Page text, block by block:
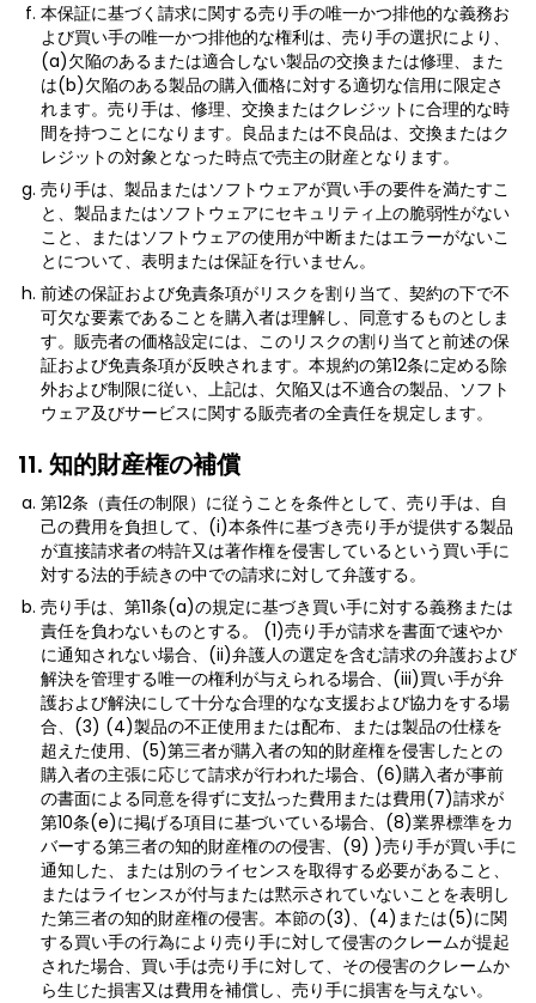
本保証に基づく請求に関する売り手の唯一かつ排他的な義務お
よび買い手の唯一かつ排他的な権利は、売り手の選択により、
(a)欠陥のあるまたは適合しない製品の交換または修理、また
は(b)欠陥のある製品の購入価格に対する適切な信用に限定さ
れます。売り手は、修理、交換またはクレジットに合理的な時
間を持つことになります。良品または不良品は、交換またはク
レジットの対象となった時点で売主の財産となります。
売り手は、製品またはソフトウェアが買い手の要件を満たすこ
と、製品またはソフトウェアにセキュリティ上の脆弱性がない
こと、またはソフトウェアの使用が中断またはエラーがないこ
とについて、表明または保証を行いません。
前述の保証および免責条項がリスクを割り当て、契約の下で不
可欠な要素であることを購入者は理解し、同意するものとしま
す。販売者の価格設定には、このリスクの割り当てと前述の保
証および免責条項が反映されます。本規約の第12条に定める除
外および制限に従い、上記は、欠陥又は不適合の製品、ソフト
ウェア及びサービスに関する販売者の全責任を規定します。
11. 知的財産権の補償
第12条（責任の制限）に従うことを条件として、売り手は、自
己の費用を負担して、(i)本条件に基づき売り手が提供する製品
が直接請求者の特許又は著作権を侵害しているという買い手に
対する法的手続きの中での請求に対して弁護する。
売り手は、第11条(a)の規定に基づき買い手に対する義務または
責任を負わないものとする。 (1)売り手が請求を書面で速やか
に通知されない場合、(ii)弁護人の選定を含む請求の弁護および
解決を管理する唯一の権利が与えられる場合、(iii)買い手が弁
護および解決にして十分な合理的なな支援および協力をする場
合、(3) (4)製品の不正使用または配布、または製品の仕様を
超えた使用、(5)第三者が購入者の知的財産権を侵害したとの
購入者の主張に応じて請求が行われた場合、(6)購入者が事前
の書面による同意を得ずに支払った費用または費用(7)請求が
第10条(e)に掲げる項目に基づいている場合、(8)業界標準をカ
バーする第三者の知的財産権のの侵害、(9) )売り手が買い手に
通知した、または別のライセンスを取得する必要があること、
またはライセンスが付与または黙示されていないことを表明し
た第三者の知的財産権の侵害。本節の(3)、(4)または(5)に関
する買い手の行為により売り手に対して侵害のクレームが提起
された場合、買い手は売り手に対して、その侵害のクレームか
ら生じた損害又は費用を補償し、売り手に損害を与えない。